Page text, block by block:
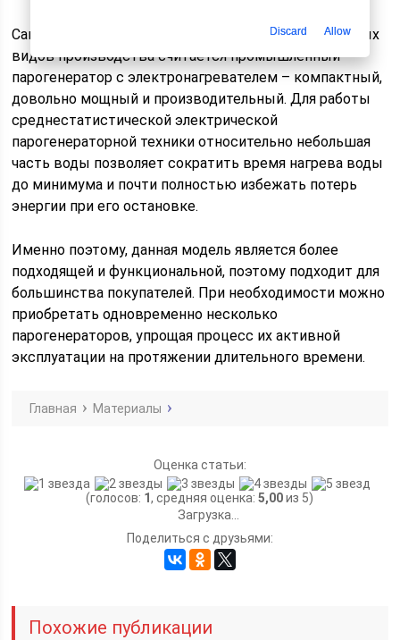
Самым удобным и эффективным сегодня для разных
видов производства считается промышленный
парогенератор с электронагревателем – компактный,
довольно мощный и производительный. Для работы
среднестатистической электрической
парогенераторной техники относительно небольшая
часть воды позволяет сократить время нагрева воды
до минимума и почти полностью избежать потерь
энергии при его остановке.
Именно поэтому, данная модель является более
подходящей и функциональной, поэтому подходит для
большинства покупателей. При необходимости можно
приобретать одновременно несколько
парогенераторов, упрощая процесс их активной
эксплуатации на протяжении длительного времени.
Главная Материалы
Оценка статьи:
(голосов: 1, средняя оценка:5,00из 5)
Загрузка...
Поделиться с друзьями:
Похожие публикации
Discard Allow